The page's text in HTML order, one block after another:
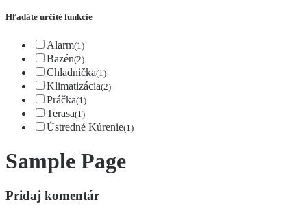
Hľadáte určité funkcie
Alarm(1)
Bazén(2)
Chladnička(1)
Klimatizácia(2)
Práčka(1)
Terasa(1)
Ústredné Kúrenie(1)
Sample Page
Pridaj komentár